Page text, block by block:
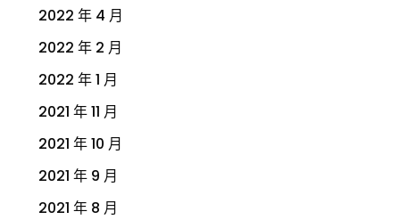
2022 年 4 月
2022 年 2 月
2022 年 1 月
2021 年 11 月
2021 年 10 月
2021 年 9 月
2021 年 8 月